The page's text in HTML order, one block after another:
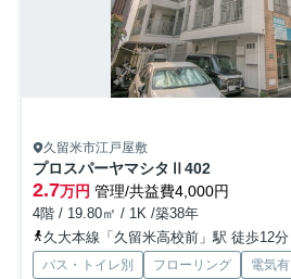
久留米市江戸屋敷
プロスパーヤマシタⅡ 402
2.7万円 管理/共益費4,000円
4階 / 19.80㎡ / 1K /築38年
久大本線「久留米高校前」駅 徒歩12分
バス・トイレ別 フローリング 電気有